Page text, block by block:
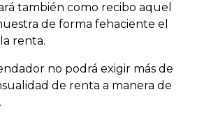
también como recibo aquel
de forma fehaciente el
renta.
no podrá exigir más de
de renta a manera de